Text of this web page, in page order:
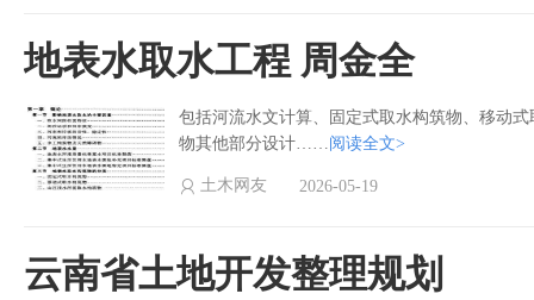
地表水取水工程 周金全
包括河流水文计算、固定式取水构筑物、移动
物其他部分设计……阅读全文>
土木网友 2026-05-19
云南省土地开发整理规划